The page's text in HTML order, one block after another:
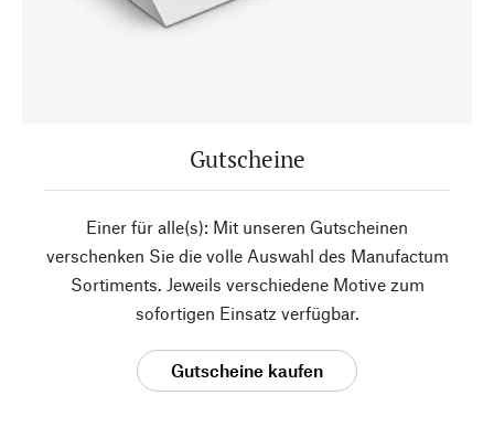
Gutscheine
Einer für alle(s): Mit unseren Gutscheinen
verschenken Sie die volle Auswahl des Manufactum
Sortiments. Jeweils verschiedene Motive zum
sofortigen Einsatz verfügbar.
Gutscheine kaufen